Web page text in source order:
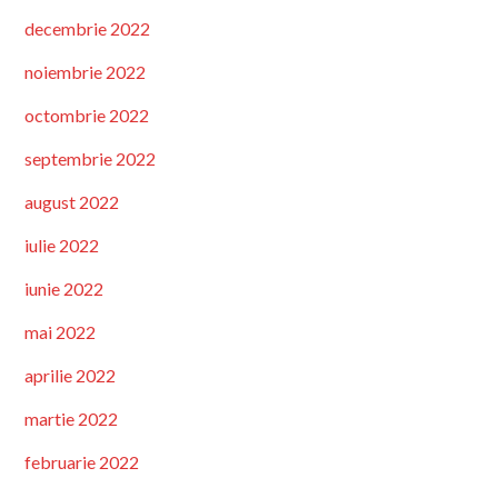
decembrie 2022
noiembrie 2022
octombrie 2022
septembrie 2022
august 2022
iulie 2022
iunie 2022
mai 2022
aprilie 2022
martie 2022
februarie 2022